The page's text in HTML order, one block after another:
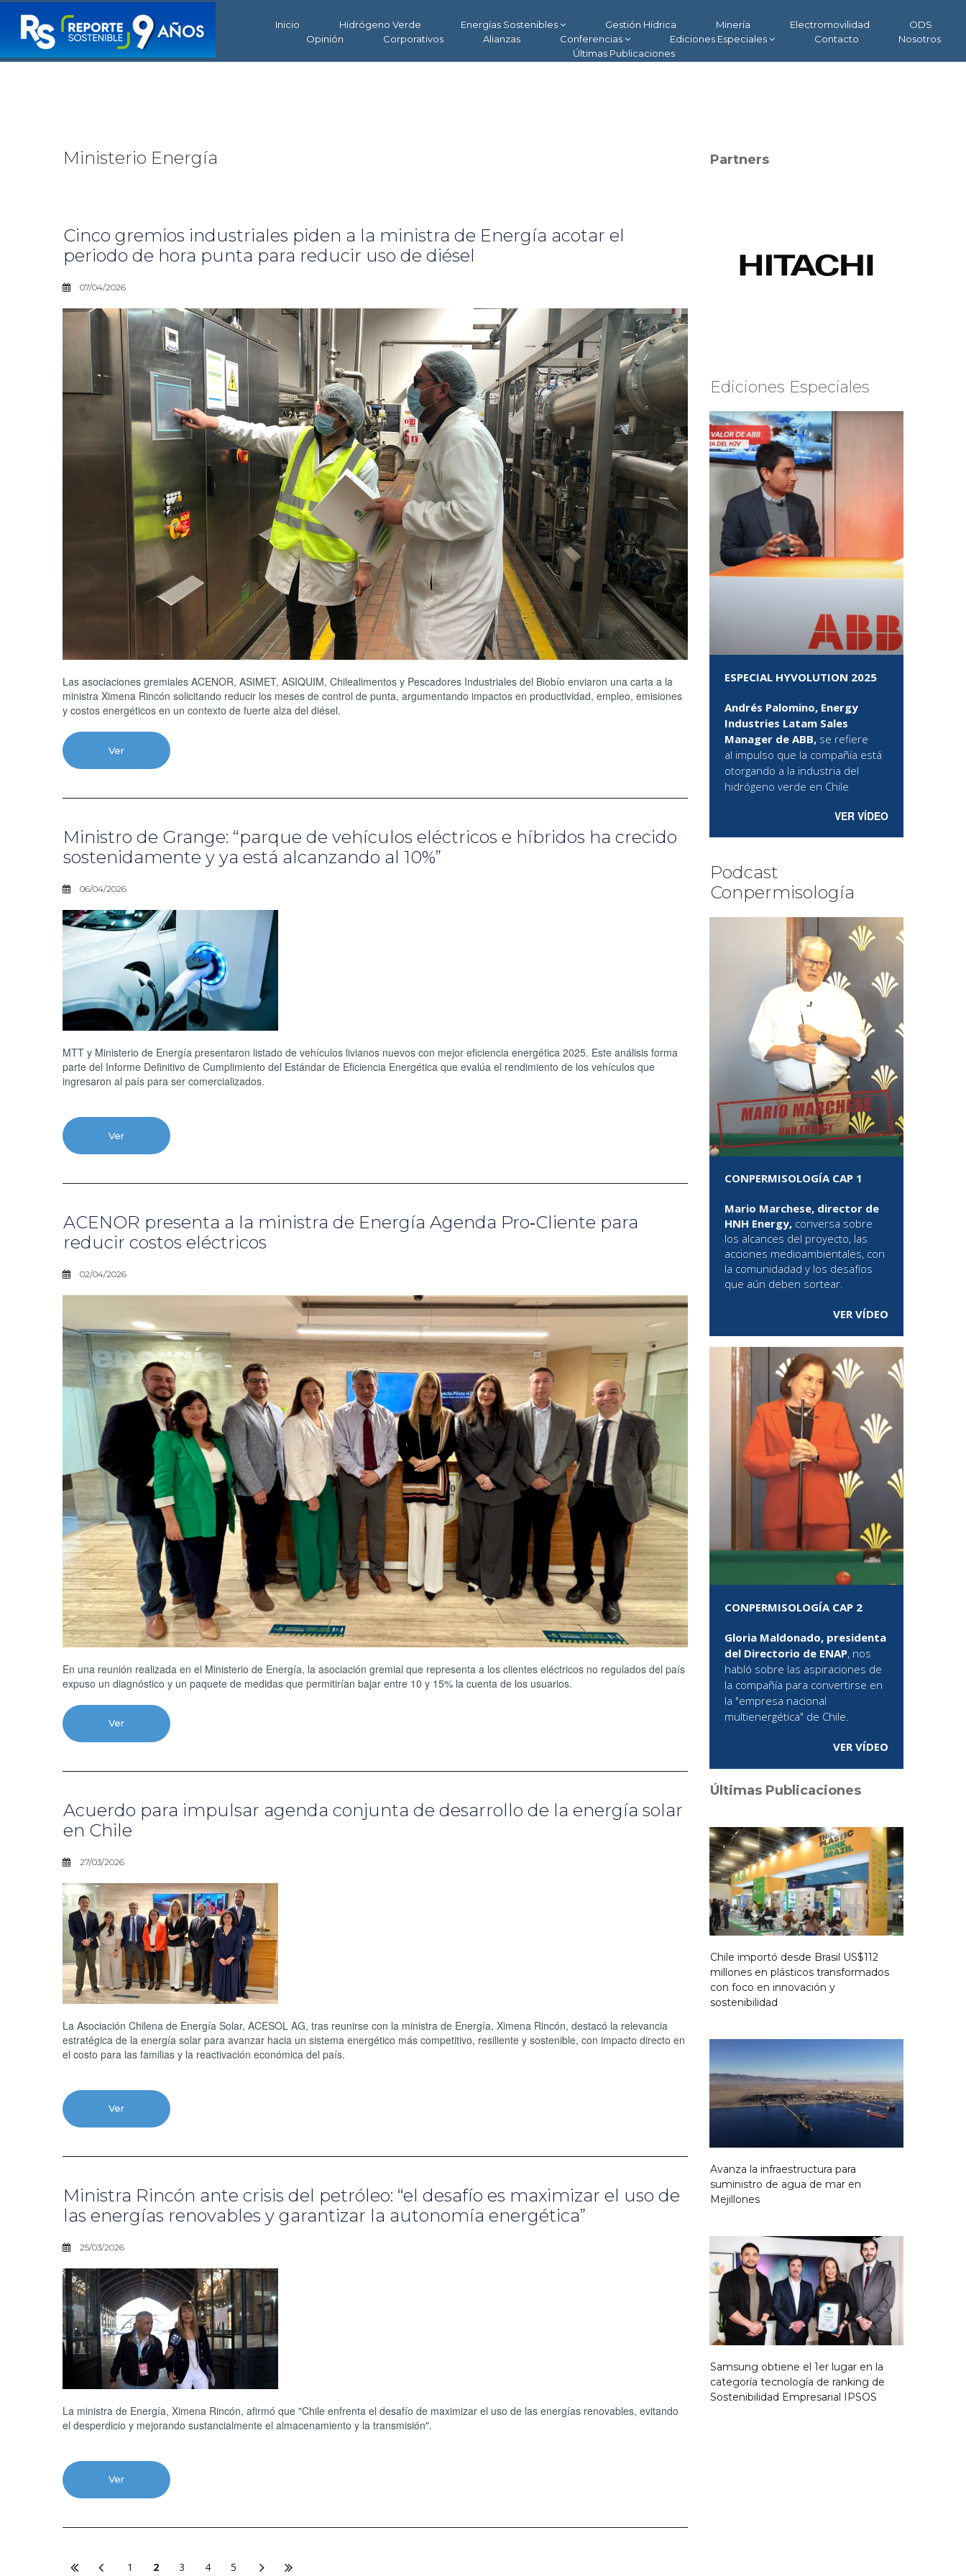
Inicio Hidrógeno Verde Energías Sostenibles Gestión Hídrica Minería Electromovilidad
ODS
Opinión
Corporativos Alianzas Conferencias Ediciones Especiales Contacto
Nosotros
Últimas Publicaciones
Ministerio Energía
Cinco gremios industriales piden a la ministra de Energía acotar el
periodo de hora punta para reducir uso de diésel
07/04/2026
Las asociaciones gremiales ACENOR, ASIMET, ASIQUIM, Chilealimentos y Pescadores Industriales del Biobío enviaron una carta a la
ministra Ximena Rincón solicitando reducir los meses de control de punta, argumentando impactos en productividad, empleo, emisiones
y costos energéticos en un contexto de fuerte alza del diésel.
Ver
Ministro de Grange: “parque de vehículos eléctricos e híbridos ha crecido
sostenidamente y ya está alcanzando al 10%”
06/04/2026
MTT y Ministerio de Energía presentaron listado de vehículos livianos nuevos con mejor eficiencia energética 2025. Este análisis forma
parte del Informe Definitivo de Cumplimiento del Estándar de Eficiencia Energética que evalúa el rendimiento de los vehículos que
ingresaron al país para ser comercializados.
Ver
ACENOR presenta a la ministra de Energía Agenda Pro‑Cliente para
reducir costos eléctricos
02/04/2026
En una reunión realizada en el Ministerio de Energía, la asociación gremial que representa a los clientes eléctricos no regulados del país
expuso un diagnóstico y un paquete de medidas que permitirían bajar entre 10 y 15% la cuenta de los usuarios.
Ver
Acuerdo para impulsar agenda conjunta de desarrollo de la energía solar
en Chile
27/03/2026
La Asociación Chilena de Energía Solar, ACESOL AG, tras reunirse con la ministra de Energía, Ximena Rincón, destacó la relevancia
estratégica de la energía solar para avanzar hacia un sistema energético más competitivo, resiliente y sostenible, con impacto directo en
el costo para las familias y la reactivación económica del país.
Ver
Ministra Rincón ante crisis del petróleo: “el desafío es maximizar el uso de
las energías renovables y garantizar la autonomía energética”
25/03/2026
La ministra de Energía, Ximena Rincón, afirmó que "Chile enfrenta el desafío de maximizar el uso de las energías renovables, evitando
el desperdicio y mejorando sustancialmente el almacenamiento y la transmisión".
Ver
1 2 3 4 5
Partners
Ediciones Especiales
ESPECIAL HYVOLUTION 2025
Andrés Palomino, Energy
Industries Latam Sales
Manager de ABB, se refiere
al impulso que la compañía está
otorgando a la industria del
hidrógeno verde en Chile
VER VÍDEO
Podcast
Conpermisología
CONPERMISOLOGÍA CAP 1
Mario Marchese, director de
HNH Energy, conversa sobre
los alcances del proyecto, las
acciones medioambientales, con
la comunidadad y los desafíos
que aún deben sortear.
VER VÍDEO
CONPERMISOLOGÍA CAP 2
Gloria Maldonado, presidenta
del Directorio de ENAP, nos
habló sobre las aspiraciones de
la compañía para convertirse en
la "empresa nacional
multienergética" de Chile.
VER VÍDEO
Últimas Publicaciones
Chile importó desde Brasil US$112
millones en plásticos transformados
con foco en innovación y
sostenibilidad
Avanza la infraestructura para
suministro de agua de mar en
Mejillones
Samsung obtiene el 1er lugar en la
categoría tecnología de ranking de
Sostenibilidad Empresarial IPSOS